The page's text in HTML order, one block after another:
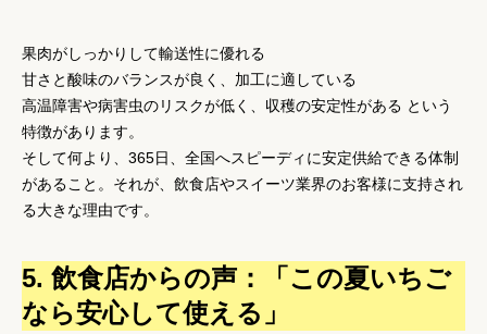
果肉がしっかりして輸送性に優れる
甘さと酸味のバランスが良く、加工に適している
高温障害や病害虫のリスクが低く、収穫の安定性がある という
特徴があります。
そして何より、 365日、全国へスピーディに安定供給できる体制
があること。それが、飲食店やスイーツ業界のお客様に支持され
る大きな理由です。
5. 飲食店からの声：「この夏いちご
なら安心して使える」